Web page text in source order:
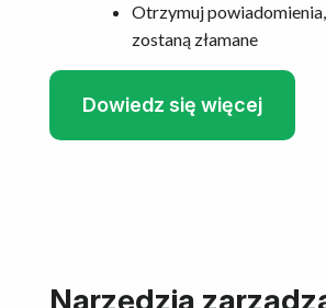
Otrzymuj
zostaną złamane
Dowiedz się więcej
Narzędzia